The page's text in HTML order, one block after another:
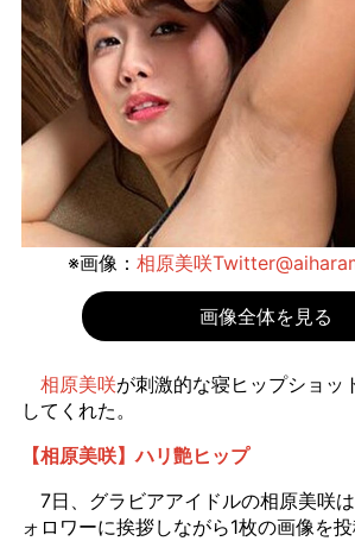
※画像： 相原美咲
画像全体を見る
相原美咲が刺激的な寝ヒップショ
してくれた。
【相原美咲】ハリ艶ヒップ
7日、グラビアアイドルの相原美咲
ォロワーに挨拶しながら1枚の画像を投